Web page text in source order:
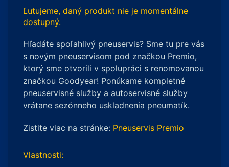
Ľutujeme, daný produkt nie je momentálne
dostupný.
Hľadáte spoľahlivý pneuservis? Sme tu pre vás
s novým pneuservisom pod značkou Premio,
ktorý sme otvorili v spolupráci s renomovanou
značkou Goodyear! Ponúkame kompletné
pneuservisné služby a autoservisné služby
vrátane sezónneho uskladnenia pneumatík.
Zistite viac na stránke: Pneuservis Premio
Vlastnosti: